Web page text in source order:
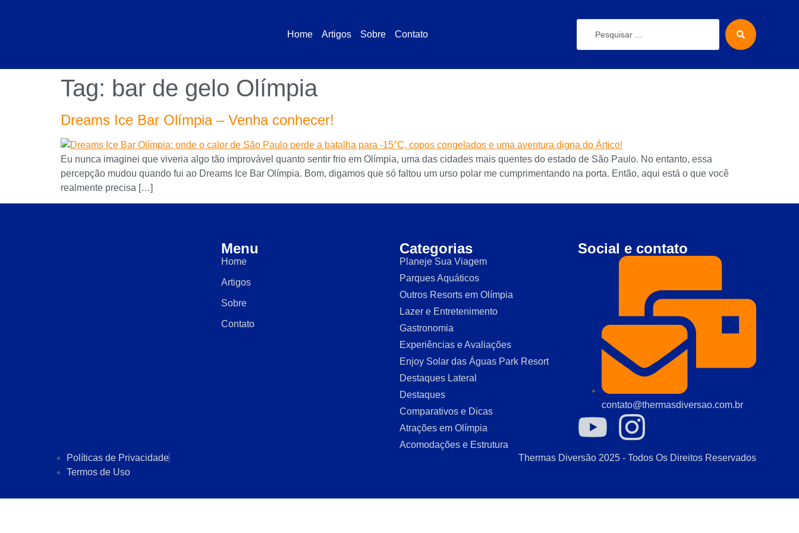
Home Artigos Sobre Contato
Tag: bar de gelo Olímpia
Dreams Ice Bar Olímpia – Venha conhecer!
Eu nunca imaginei que viveria algo tão improvável quanto sentir frio em Olímpia, uma das cidades mais quentes do estado de São Paulo. No entanto, essa
percepção mudou quando fui ao Dreams Ice Bar Olímpia. Bom, digamos que só faltou um urso polar me cumprimentando na porta. Então, aqui está o que você
realmente precisa […]
Menu
Home
Artigos
Sobre
Contato
Categorias
Planeje Sua Viagem
Parques Aquáticos
Outros Resorts em Olímpia
Lazer e Entretenimento
Gastronomia
Experiências e Avaliações
Enjoy Solar das Águas Park Resort
Destaques Lateral
Destaques
Comparativos e Dicas
Atrações em Olímpia
Acomodações e Estrutura
Social e contato
contato@thermasdiversao.com.br
Políticas de Privacidade
Termos de Uso
Thermas Diversão 2025 - Todos Os Direitos Reservados